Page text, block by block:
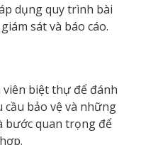
dụng quy trình bài
sát và báo cáo.
biệt thự để đánh
bảo vệ và những
bước quan trọng để